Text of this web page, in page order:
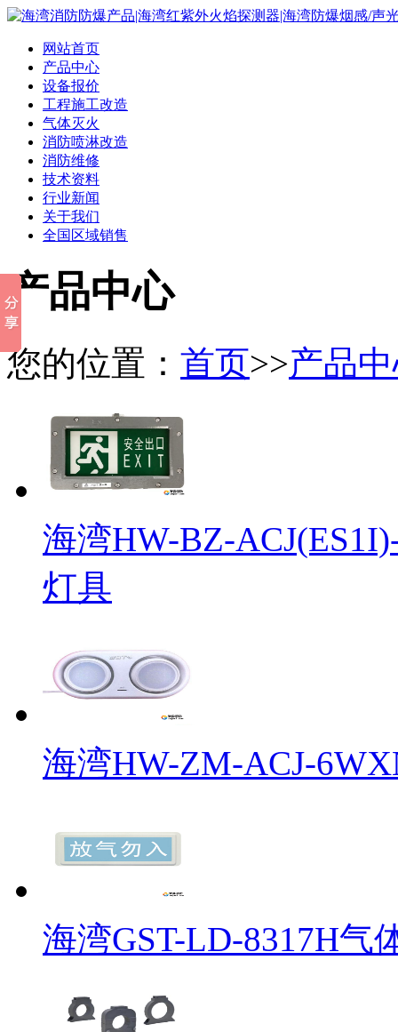
网站首页
产品中心
设备报价
工程施工改造
气体灭火
消防喷淋改造
消防维修
技术资料
行业新闻
关于我们
全国区域销售
产品中心
您的位置： 首页>>产品
海湾HW-BZ-
灯具
海湾HW-ZM-ACJ-
海湾GST-LD-8317H气